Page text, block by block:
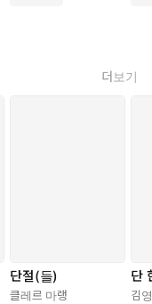
더보기
단절(들)
클레르 마랭
단
김